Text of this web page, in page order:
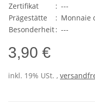
Zertifikat
: ---
Prägestätte
: Monnaie
Besonderheit: ---
3,90 €
inkl. 19% USt. ,